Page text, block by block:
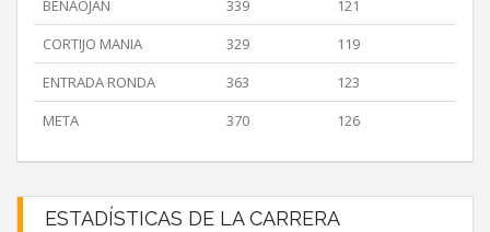
BENAOJAN 339
121
CORTIJO MANIA
329
119
ENTRADA RONDA
363
123
META
370 126
ESTADÍSTICAS DE LA CARRERA